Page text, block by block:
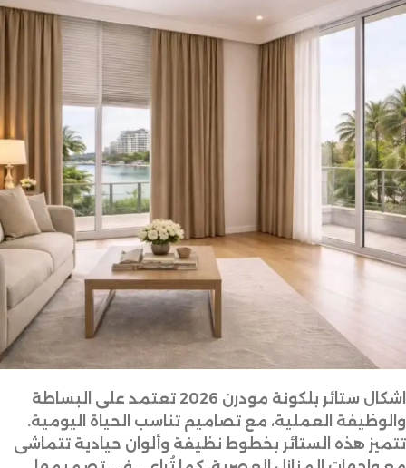
اشكال ستائر بلكونة مودرن 2026 تعتمد على البساطة
والوظيفة العملية، مع تصاميم تناسب الحياة اليومية.
تتميز هذه الستائر بخطوط نظيفة وألوان حيادية تتماشى